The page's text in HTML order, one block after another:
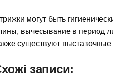
могут быть
вычесывание в период
существуют выставочные
записи: